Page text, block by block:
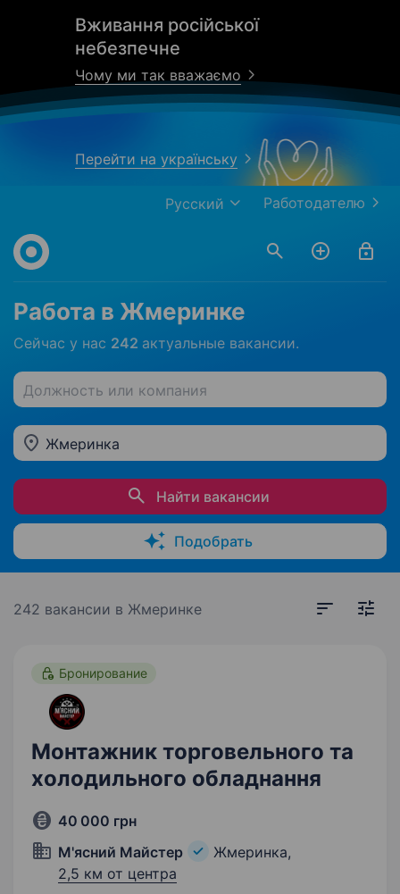
Вживання російської
небезпечне
Чому ми так вважаємо
Перейти на українську
Работодателю
Русский
Работа в Жмеринке
Сейчас у нас 242 актуальные вакансии.
Должность или компания
Жмеринка
Найти вакансии
Подобрать
242 вакансии в Жмеринке
Бронирование
Монтажник торговельного та
холодильного обладнання
40 000 грн
М'ясний Майстер
Жмеринка,
2,5 км от центра